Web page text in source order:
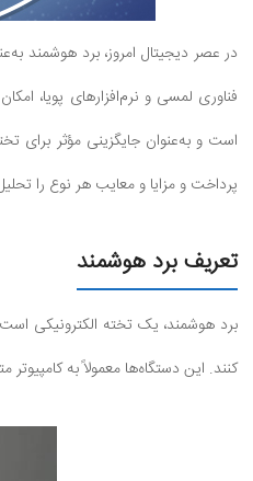
در عصر دیجیتال امروز، برد هوشمند
فناوری لمسی و نرم‌افزارهای پویا،
است و به‌عنوان جایگزینی مؤثر برای
پرداخت و مزایا و معایب هر نوع را
تعریف برد هوشمند
برد هوشمند، یک تخته الکترونیکی
کنند. این دستگاه‌ها معمولاً به